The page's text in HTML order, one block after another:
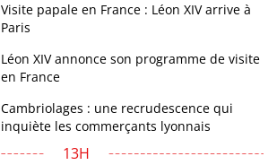
Visite papale en France : Léon XIV arrive à
Paris
Léon XIV annonce son programme de visite
en France
Cambriolages : une recrudescence qui
inquiète les commerçants lyonnais
13H